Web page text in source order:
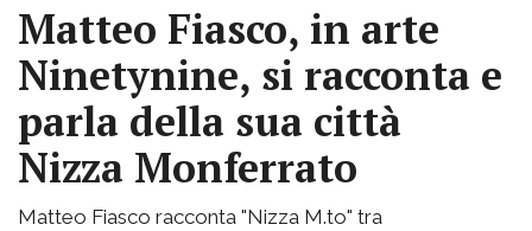
Matteo Fiasco, in arte
Ninetynine, si racconta e
parla della sua città
Nizza Monferrato
Matteo Fiasco racconta "Nizza M.to" tra